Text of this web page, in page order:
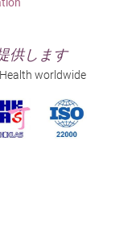
供します
worldwide